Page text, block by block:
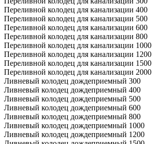
Переливной колодец для канализации 400
Переливной колодец для канализации 500
Переливной колодец для канализации 600
Переливной колодец для канализации 800
Переливной колодец для канализации 1000
Переливной колодец для канализации 1200
Переливной колодец для канализации 1500
Переливной колодец для канализации 2000
Ливневый колодец дождеприемный 300
Ливневый колодец дождеприемный 400
Ливневый колодец дождеприемный 500
Ливневый колодец дождеприемный 600
Ливневый колодец дождеприемный 800
Ливневый колодец дождеприемный 1000
Ливневый колодец дождеприемный 1200